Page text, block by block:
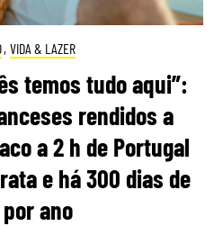
, VIDA & LAZER
temos tudo aqui”:
rendidos a
a 2 h de Portugal
e há 300 dias de
ano